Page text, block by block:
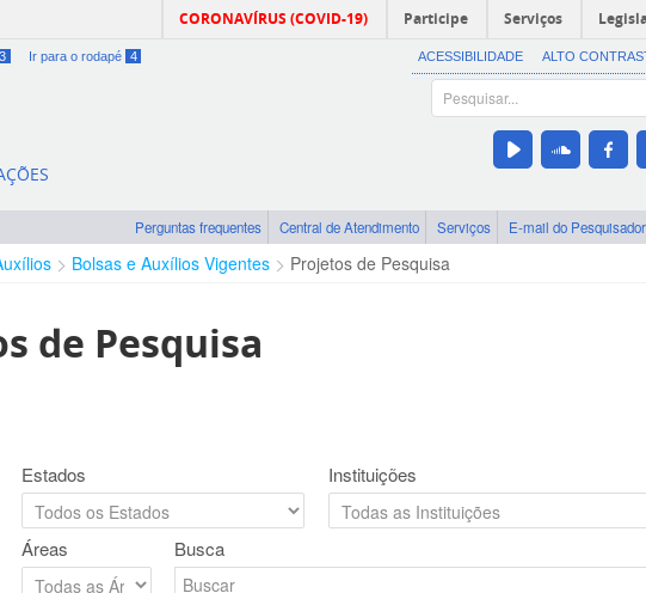
CORONAVÍRUS (COVID-19) Participe Serviços
3 Ir para o rodapé 4 ACESSIBILIDADE ALTO
Perguntas frequentes Central de Atendimento Serviços E-mail do Pesquisador
Bolsas e Auxílios Vigentes Projetos de Pesquisa
de Pesquisa
Estados Instituições
Áreas Busca